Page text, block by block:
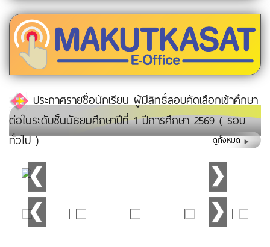
ประกาศรายชื่อนักเรียน ผู้มีสิทธิ์สอบคัดเลือกเข้าศึกษา
ต่อในระดับชั้นมัธยมศึกษาปีที่ 1 ปีการศึกษา 2569 ( รอบ
ทั่วไป )
ดูทั้งหมด